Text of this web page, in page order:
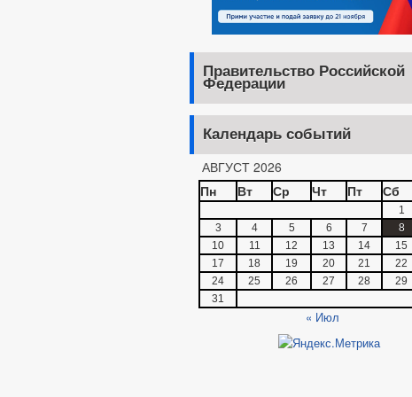
Правительство Российской
Федерации
Календарь событий
АВГУСТ 2026
Пн
Вт Ср Чт Пт Сб
1
3
4 5 6 7 8
10
11 12 13 14 15
17
18 19 20 21 22
24
25 26 27 28 29
31
« Июл